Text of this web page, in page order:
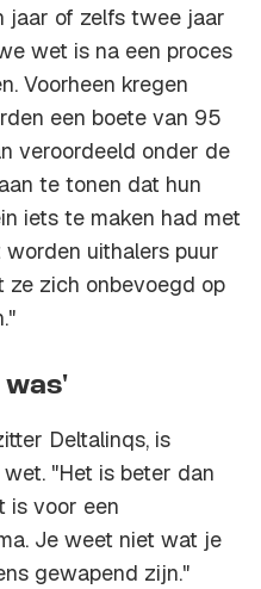
jaar of zelfs twee jaar
wet is na een proces
Voorheen kregen
een boete van 95
veroordeeld onder de
te tonen dat hun
iets te maken had met
uithalers puur
ze zich onbevoegd op
was'
Deltalinqs, is
"Het is beter dan
is voor een
Je weet niet wat je
gewapend zijn."